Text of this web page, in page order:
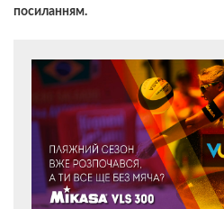
посиланням.